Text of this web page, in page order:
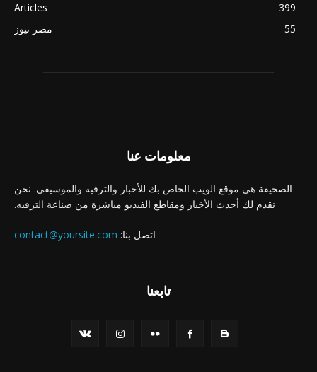
Articles
399
مصر نيوز
55
معلومات عنا
الصحيفة هي موقع الويب الخاص بك للأخبار والترفيه والموسيقى. نحن
نقدم لك أحدث الأخبار ومقاطع الفيديو مباشرة من صناعة الترفيه.
اتصل بنا: contact@yoursite.com
تابعنا